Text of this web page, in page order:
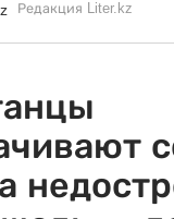
Редакция Liter.kz